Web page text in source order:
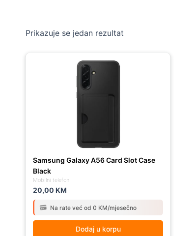
Prikazuje se jedan rezultat
Mobilni telefoni
Samsung Galaxy A56 Card Slot Case
Black
20,00 KM
Na rate već od 0 KM/mjesečno
Dodaj u korpu